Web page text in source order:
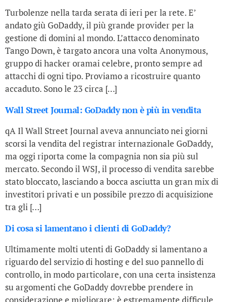
Turbolenze nella tarda serata di ieri per la rete. E’
andato giù GoDaddy, il più grande provider per la
gestione di domini al mondo. L’attacco denominato
Tango Down, è targato ancora una volta Anonymous,
gruppo di hacker oramai celebre, pronto sempre ad
attacchi di ogni tipo. Proviamo a ricostruire quanto
accaduto. Sono le 23 circa […]
Wall Street Journal: GoDaddy non è più in vendita
qA Il Wall Street Journal aveva annunciato nei giorni
scorsi la vendita del registrar internazionale GoDaddy,
ma oggi riporta come la compagnia non sia più sul
mercato. Secondo il WSJ, il processo di vendita sarebbe
stato bloccato, lasciando a bocca asciutta un gran mix di
investitori privati e un possibile prezzo di acquisizione
tra gli […]
Di cosa si lamentano i clienti di GoDaddy?
Ultimamente molti utenti di GoDaddy si lamentano a
riguardo del servizio di hosting e del suo pannello di
controllo, in modo particolare, con una certa insistenza
su argomenti che GoDaddy dovrebbe prendere in